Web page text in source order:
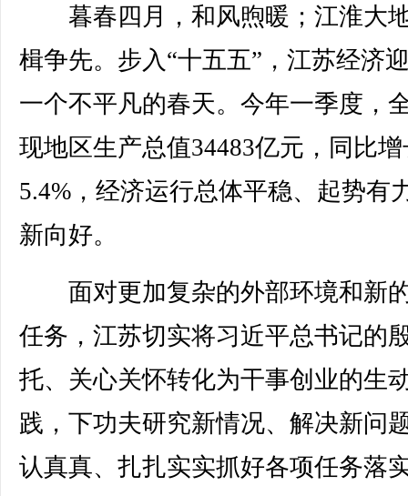
暮春四月，和风煦暖；江淮大
楫争先。步入“十五五”，江苏经济
一个不平凡的春天。今年一季度，
现地区生产总值34483亿元，同比增
5.4%，经济运行总体平稳、起势有
新向好。
面对更加复杂的外部环境和新
任务，江苏切实将习近平总书记的
托、关心关怀转化为干事创业的生
践，下功夫研究新情况、解决新问
认真真、扎扎实实抓好各项任务落